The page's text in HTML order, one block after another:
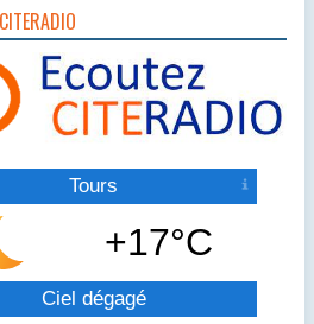
Tours
+17°C
Ciel dégagé